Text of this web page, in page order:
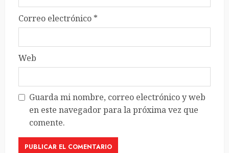
Correo electrónico *
Web
Guarda mi nombre, correo electrónico y web
en este navegador para la próxima vez que
comente.